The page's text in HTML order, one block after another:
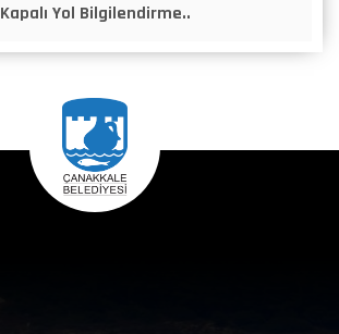
Kapalı Yol Bilgilendirme..